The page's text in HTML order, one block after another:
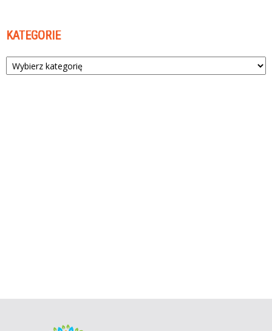
KATEGORIE
Kategorie